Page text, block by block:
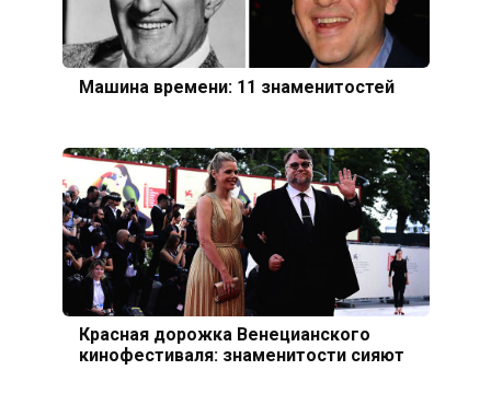
Машина времени: 11 знаменитостей
Красная дорожка Венецианского
кинофестиваля: знаменитости сияют